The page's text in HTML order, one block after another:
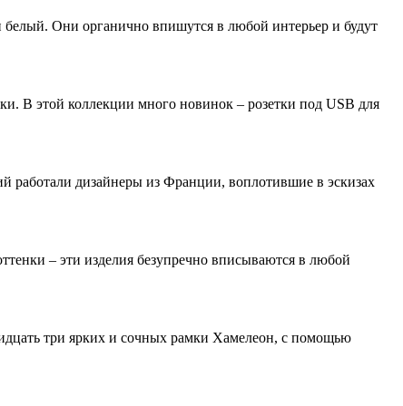
Они органично впишутся в любой интерьер и будут
В этой коллекции много новинок – розетки под USB для
работали дизайнеры из Франции, воплотившие в эскизах
– эти изделия безупречно вписываются в любой
три ярких и сочных рамки Хамелеон, с помощью